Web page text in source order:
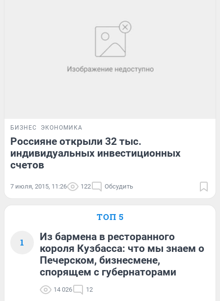
БИЗНЕС ЭКОНОМИКА
Россияне открыли 32 тыс.
индивидуальных инвестиционных
счетов
7 июля, 2015, 11:26 122 Обсудить
ТОП 5
1
Из бармена в ресторанного
короля Кузбасса: что мы знаем о
Печерском, бизнесмене,
спорящем с губернаторами
14 026 12